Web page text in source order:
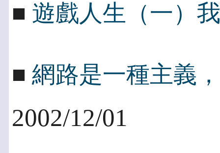
■ 遊戲人生（一）
■ 網路是一種主義
2002/12/01